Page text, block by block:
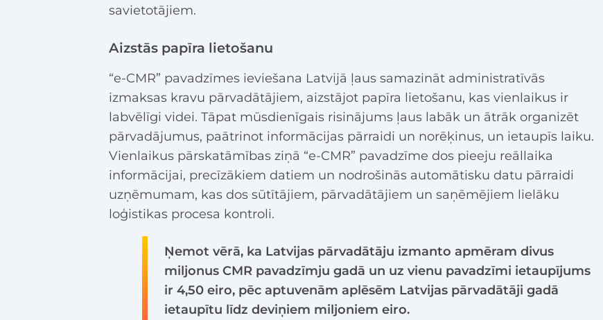
savietotājiem.
Aizstās papīra lietošanu
“e-CMR” pavadzīmes ieviešana Latvijā ļaus samazināt administratīvās
izmaksas kravu pārvadātājiem, aizstājot papīra lietošanu, kas vienlaikus ir
labvēlīgi videi. Tāpat mūsdienīgais risinājums ļaus labāk un ātrāk organizēt
pārvadājumus, paātrinot informācijas pārraidi un norēķinus, un ietaupīs laiku.
Vienlaikus pārskatāmības ziņā “e-CMR” pavadzīme dos pieeju reāllaika
informācijai, precīzākiem datiem un nodrošinās automātisku datu pārraidi
uzņēmumam, kas dos sūtītājiem, pārvadātājiem un saņēmējiem lielāku
loģistikas procesa kontroli.
Ņemot vērā, ka Latvijas pārvadātāju izmanto apmēram divus
miljonus CMR pavadzīmju gadā un uz vienu pavadzīmi ietaupījums
ir 4,50 eiro, pēc aptuvenām aplēsēm Latvijas pārvadātāji gadā
ietaupītu līdz deviņiem miljoniem eiro.